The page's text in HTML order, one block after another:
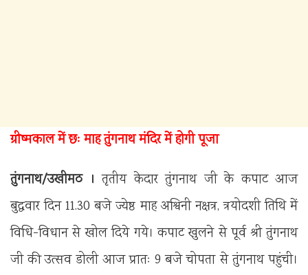
ग्रीष्मकाल में छः माह तुंगनाथ मंदिर में होगी पूजा
तुंगनाथ/उखीमठ । तृतीय केदार तुंगनाथ जी के कपाट आज
बुद्ववार दिन 11.30 बजे ज्येष्ठ माह अश्विनी नक्षत्र, त्रयोदशी तिथि में
विधि-विधान से खोल दिये गये। कपाट खुलने से पूर्व श्री तुंगनाथ
जी की उत्सव डोली आज प्रातः 9 बजे चोपता से तुंगनाथ पहुंची।